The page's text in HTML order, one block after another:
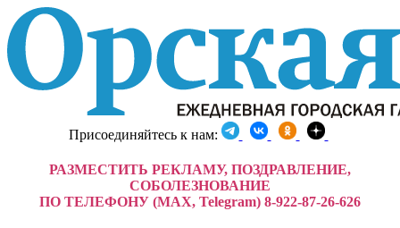
Присоединяйтесь к нам:
РАЗМЕСТИТЬ РЕКЛАМУ, ПОЗДРАВЛЕНИЕ,
СОБОЛЕЗНОВАНИЕ
ПО ТЕЛЕФОНУ (MAX, Telegram) 8-922-87-26-626